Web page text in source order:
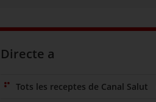
Directe a
Tots les receptes de Canal Salut